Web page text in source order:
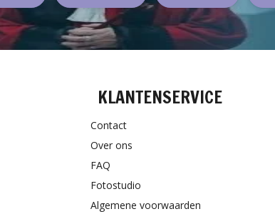
KLANTENSERVICE
Contact
Over ons
FAQ
Fotostudio
Algemene voorwaarden